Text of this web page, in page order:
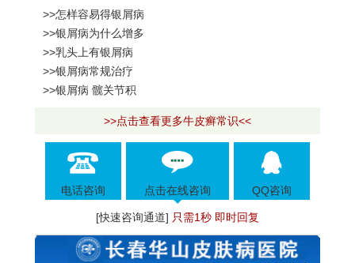
>>怎样容易得银屑病
>>银屑病为什么增多
>>乳头上有银屑病
>>银屑病常规治疗
>>银屑病 髋关节积
>>点击查看更多牛皮癣常识<<
电话咨询 点击在线咨询 QQ咨询
[快速咨询通道] 只需1秒 即时回复